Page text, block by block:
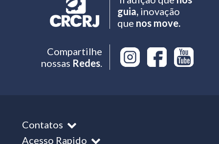
guia,inovação
que nos move.
Compartilhe
nossas Redes.
Contatos
Acesso Rapido